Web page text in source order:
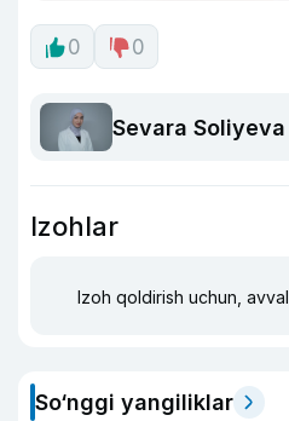
0 0
Sevara Soliyeva
Izohlar
Izoh qoldirish uchun, avval
So‘nggi yangiliklar